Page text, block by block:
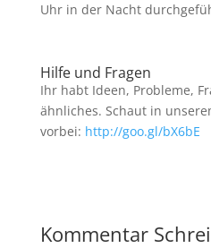
Uhr in der Nacht
Hilfe und Fragen
Ihr habt Ideen, Probleme,
ähnliches. Schaut in
vorbei: http://goo.gl/bX6bE
Kommentar